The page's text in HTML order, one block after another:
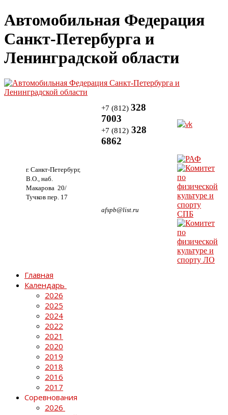
Автомобильная Федерация
Санкт-Петербурга и
Ленинградской области
г. Санкт-Петербург,
В.О., наб.
Макарова 20/
Тучков пер. 17
+7 (812) 328
7003
+7 (812) 328
6862
afspb@list.ru
Главная
Календарь
2026
2025
2024
2022
2021
2020
2019
2018
2016
2017
Соревнования
2026